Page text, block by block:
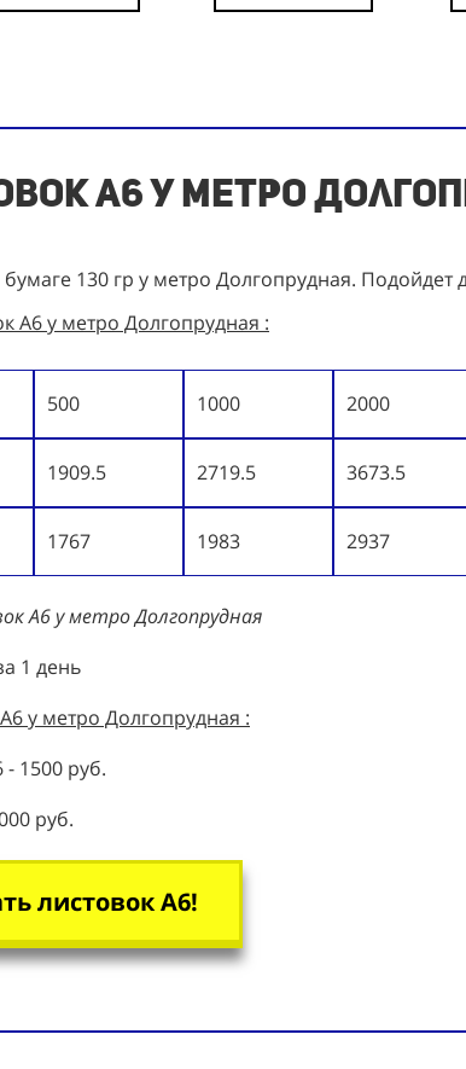
А6 у метро
130 гр у метро Долгопрудная. Подойдет
А6 у метро Долгопрудная :
500 1000 2000
1909.5 2719.5 3673.5
1767 1983 2937
А6 у метро Долгопрудная
1 день
у метро Долгопрудная :
1500 руб.
руб.
листовок А6!